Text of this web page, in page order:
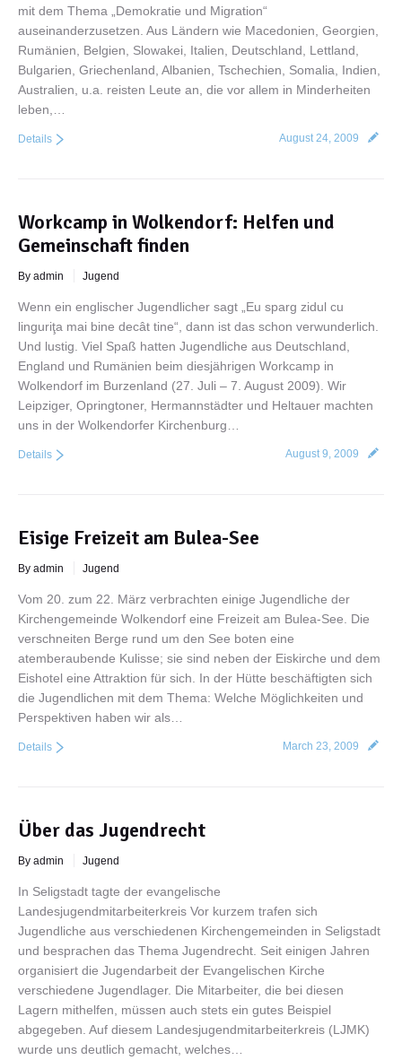
mit dem Thema „Demokratie und Migration“
auseinanderzusetzen. Aus Ländern wie Macedonien, Georgien,
Rumänien, Belgien, Slowakei, Italien, Deutschland, Lettland,
Bulgarien, Griechenland, Albanien, Tschechien, Somalia, Indien,
Australien, u.a. reisten Leute an, die vor allem in Minderheiten
leben,…
August 24, 2009
Details
Workcamp in Wolkendorf: Helfen und
Gemeinschaft finden
By admin Jugend
Wenn ein englischer Jugendlicher sagt „Eu sparg zidul cu
linguriţa mai bine decât tine“, dann ist das schon verwunderlich.
Und lustig. Viel Spaß hatten Jugendliche aus Deutschland,
England und Rumänien beim diesjährigen Workcamp in
Wolkendorf im Burzenland (27. Juli – 7. August 2009). Wir
Leipziger, Opringtoner, Hermannstädter und Heltauer machten
uns in der Wolkendorfer Kirchenburg…
August 9, 2009
Details
Eisige Freizeit am Bulea-See
By admin Jugend
Vom 20. zum 22. März verbrachten einige Jugendliche der
Kirchengemeinde Wolkendorf eine Freizeit am Bulea-See. Die
verschneiten Berge rund um den See boten eine
atemberaubende Kulisse; sie sind neben der Eiskirche und dem
Eishotel eine Attraktion für sich. In der Hütte beschäftigten sich
die Jugendlichen mit dem Thema: Welche Möglichkeiten und
Perspektiven haben wir als…
March 23, 2009
Details
Über das Jugendrecht
By admin Jugend
In Seligstadt tagte der evangelische
Landesjugendmitarbeiterkreis Vor kurzem trafen sich
Jugendliche aus verschiedenen Kirchengemeinden in Seligstadt
und besprachen das Thema Jugendrecht. Seit einigen Jahren
organisiert die Jugendarbeit der Evangelischen Kirche
verschiedene Jugendlager. Die Mitarbeiter, die bei diesen
Lagern mithelfen, müssen auch stets ein gutes Beispiel
abgegeben. Auf diesem Landesjugendmitarbeiterkreis (LJMK)
wurde uns deutlich gemacht, welches…